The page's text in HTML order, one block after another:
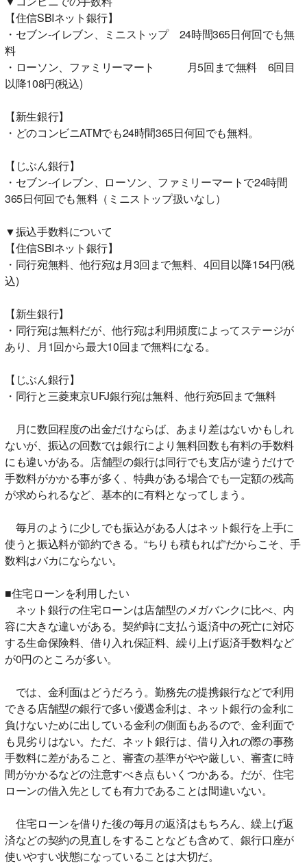
【住信SBIネット銀行】
・セブン-イレブン、ミニストップ 24時間365日何回でも無
料
・ローソン、ファミリーマート 月5回まで無料 6回目
以降108円(税込)
【新生銀行】
・どのコンビニATMでも24時間365日何回でも無料。
【じぶん銀行】
・セブン-イレブン、ローソン、ファミリーマートで24時間
365日何回でも無料（ミニストップ扱いなし）
▼振込手数料について
【住信SBIネット銀行】
・同行宛無料、他行宛は月3回まで無料、4回目以降154円(税
込)
【新生銀行】
・同行宛は無料だが、他行宛は利用頻度によってステージが
あり、月1回から最大10回まで無料になる。
【じぶん銀行】
・同行と三菱東京UFJ銀行宛は無料、他行宛5回まで無料
月に数回程度の出金だけならば、あまり差はないかもしれ
ないが、振込の回数では銀行により無料回数も有料の手数料
にも違いがある。店舗型の銀行は同行でも支店が違うだけで
手数料がかかる事が多く、特典がある場合でも一定額の残高
が求められるなど、基本的に有料となってしまう。
毎月のように少しでも振込がある人はネット銀行を上手に
使うと振込料が節約できる。“ちりも積もれば”だからこそ、手
数料はバカにならない。
■住宅ローンを利用したい
ネット銀行の住宅ローンは店舗型のメガバンクに比べ、内
容に大きな違いがある。契約時に支払う返済中の死亡に対応
する生命保険料、借り入れ保証料、繰り上げ返済手数料など
が0円のところが多い。
では、金利面はどうだろう。勤務先の提携銀行などで利用
できる店舗型の銀行で多い優遇金利は、ネット銀行の金利に
負けないために出している金利の側面もあるので、金利面で
も見劣りはない。ただ、ネット銀行は、借り入れの際の事務
手数料に差があること、審査の基準がやや厳しい、審査に時
間がかかるなどの注意すべき点もいくつかある。だが、住宅
ローンの借入先としても有力であることは間違いない。
住宅ローンを借りた後の毎月の返済はもちろん、繰上げ返
済などの契約の見直しをすることなども含めて、銀行口座が
使いやすい状態になっていることは大切だ。